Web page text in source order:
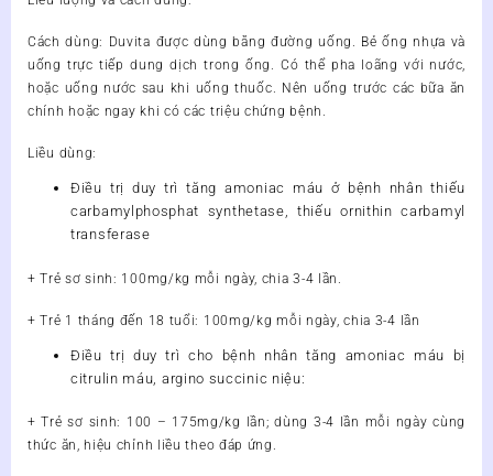
Cách dùng: Duvita được dùng bằng đường uống. Bẻ ống nhựa và
uống trực tiếp dung dịch trong ống. Có thể pha loãng với nước,
hoặc uống nước sau khi uống thuốc. Nên uống trước các bữa ăn
chính hoặc ngay khi có các triệu chứng bệnh.
Liều dùng:
Điều trị duy trì tăng amoniac máu ở bệnh nhân thiếu
carbamylphosphat synthetase, thiếu ornithin carbamyl
transferase
+ Trẻ sơ sinh: 100mg/kg mỗi ngày, chia 3-4 lần.
+ Trẻ 1 tháng đến 18 tuổi: 100mg/kg mỗi ngày, chia 3-4 lần
Điều trị duy trì cho bệnh nhân tăng amoniac máu bị
citrulin máu, argino succinic niệu:
+ Trẻ sơ sinh: 100 – 175mg/kg lần; dùng 3-4 lần mỗi ngày cùng
thức ăn, hiệu chỉnh liều theo đáp ứng.